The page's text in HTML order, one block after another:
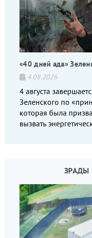
«40 дней ада»
4.08.2026
4 августа
Зеленского по
которая была
вызвать
ЗРАДЫ